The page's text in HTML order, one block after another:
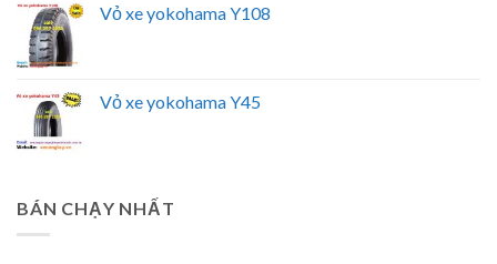
Vỏ xe yokohama Y108
Vỏ xe yokohama Y45
BÁN CHẠY NHẤT